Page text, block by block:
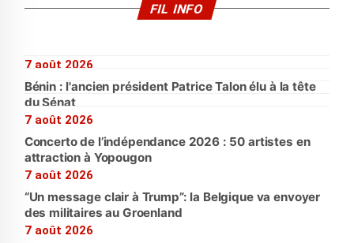
FIL INFO
7 août 2026
Bénin : l'ancien président Patrice Talon élu à la tête
du Sénat
7 août 2026
Concerto de l’indépendance 2026 : 50 artistes en
attraction à Yopougon
7 août 2026
“Un message clair à Trump”: la Belgique va envoyer
des militaires au Groenland
7 août 2026